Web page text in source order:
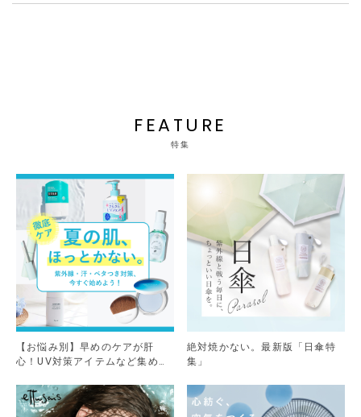
FEATURE
特集
【お悩み別】早めのケアが肝
心！UV対策アイテムなど集めま
絶対焼かない。最新版「日傘特
集」